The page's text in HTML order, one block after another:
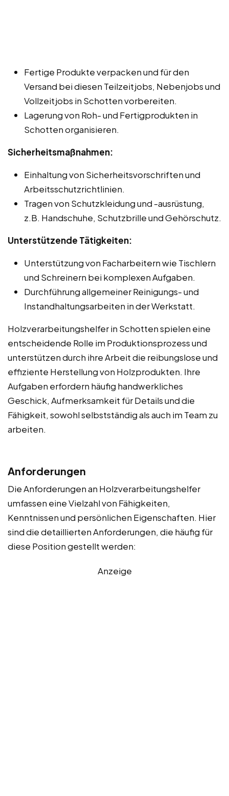
Fertige Produkte verpacken und für den
Versand bei diesen Teilzeitjobs, Nebenjobs und
Vollzeitjobs in Schotten vorbereiten.
Lagerung von Roh- und Fertigprodukten in
Schotten organisieren.
Sicherheitsmaßnahmen:
Einhaltung von Sicherheitsvorschriften und
Arbeitsschutzrichtlinien.
Tragen von Schutzkleidung und -ausrüstung,
z.B. Handschuhe, Schutzbrille und Gehörschutz.
Unterstützende Tätigkeiten:
Unterstützung von Facharbeitern wie Tischlern
und Schreinern bei komplexen Aufgaben.
Durchführung allgemeiner Reinigungs- und
Instandhaltungsarbeiten in der Werkstatt.
Holzverarbeitungshelfer in Schotten spielen eine
entscheidende Rolle im Produktionsprozess und
unterstützen durch ihre Arbeit die reibungslose und
effiziente Herstellung von Holzprodukten. Ihre
Aufgaben erfordern häufig handwerkliches
Geschick, Aufmerksamkeit für Details und die
Fähigkeit, sowohl selbstständig als auch im Team zu
arbeiten.
Anforderungen
Die Anforderungen an Holzverarbeitungshelfer
umfassen eine Vielzahl von Fähigkeiten,
Kenntnissen und persönlichen Eigenschaften. Hier
sind die detaillierten Anforderungen, die häufig für
diese Position gestellt werden:
Anzeige